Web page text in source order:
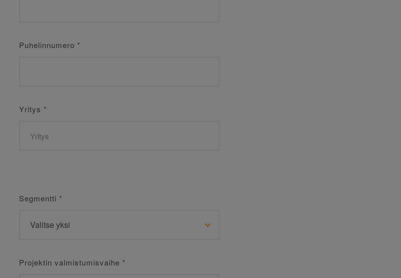
Puhelinnumero *
Yritys *
Segmentti *
Projektin valmistumisvaihe *